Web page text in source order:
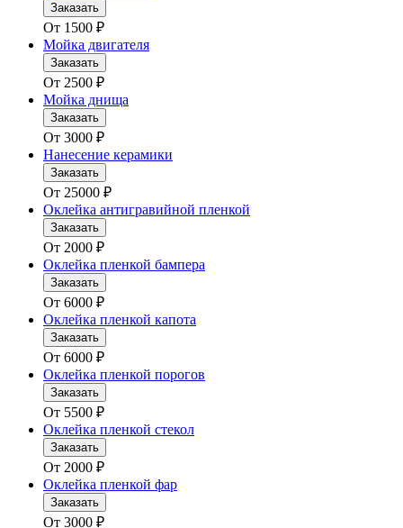
Заказать
От 1500 ₽
Мойка двигателя
Заказать
От 2500 ₽
Мойка днища
Заказать
От 3000 ₽
Нанесение керамики
Заказать
От 25000 ₽
Оклейка антигравийной пленкой
Заказать
От 2000 ₽
Оклейка пленкой бампера
Заказать
От 6000 ₽
Оклейка пленкой капота
Заказать
От 6000 ₽
Оклейка пленкой порогов
Заказать
От 5500 ₽
Оклейка пленкой стекол
Заказать
От 2000 ₽
Оклейка пленкой фар
Заказать
От 3000 ₽